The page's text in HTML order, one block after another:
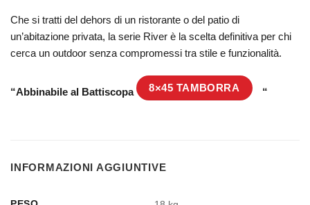
Che si tratti del dehors di un ristorante o del patio di
un’abitazione privata, la serie River è la scelta definitiva per chi
cerca un outdoor senza compromessi tra stile e funzionalità.
“Abbinabile al Battiscopa 8×45 TAMBORRA “
INFORMAZIONI AGGIUNTIVE